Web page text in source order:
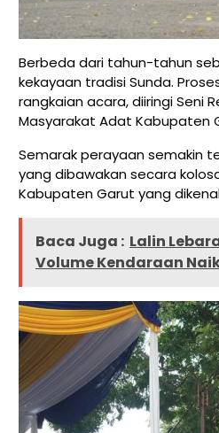
Berbeda dari tahun-tahun
kekayaan tradisi Sunda.
rangkaian acara, diiringi Seni
Masyarakat Adat Kabupaten
Semarak perayaan semakin
yang dibawakan secara
Kabupaten Garut yang
Baca Juga : Lalin
Volume Kendaraan Naik